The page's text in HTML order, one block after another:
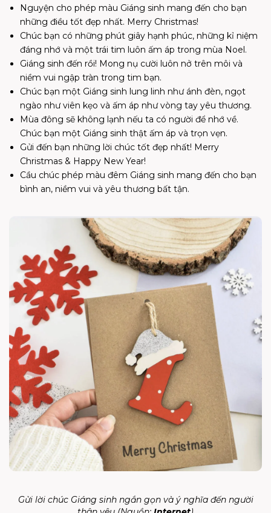
Nguyện cho phép màu Giáng sinh mang đến cho bạn
những điều tốt đẹp nhất. Merry Christmas!
Chúc bạn có những phút giây hạnh phúc, những kỉ niệm
đáng nhớ và một trái tim luôn ấm áp trong mùa Noel.
Giáng sinh đến rồi! Mong nụ cười luôn nở trên môi và
niềm vui ngập tràn trong tim bạn.
Chúc bạn một Giáng sinh lung linh như ánh đèn, ngọt
ngào như viên kẹo và ấm áp như vòng tay yêu thương.
Mùa đông sẽ không lạnh nếu ta có người để nhớ về.
Chúc bạn một Giáng sinh thật ấm áp và trọn vẹn.
Gửi đến bạn những lời chúc tốt đẹp nhất! Merry
Christmas & Happy New Year!
Cầu chúc phép màu đêm Giáng sinh mang đến cho bạn
bình an, niềm vui và yêu thương bất tận.
Gửi lời chúc Giáng sinh ngắn gọn và ý nghĩa đến người